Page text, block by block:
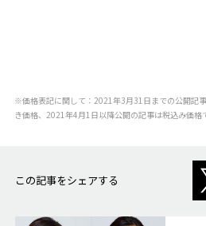
※価格表記に関して：2021年3月31日までの公開記
き価格、2021年4月1日以降公開の記事は税込み価格
この記事をシェアする